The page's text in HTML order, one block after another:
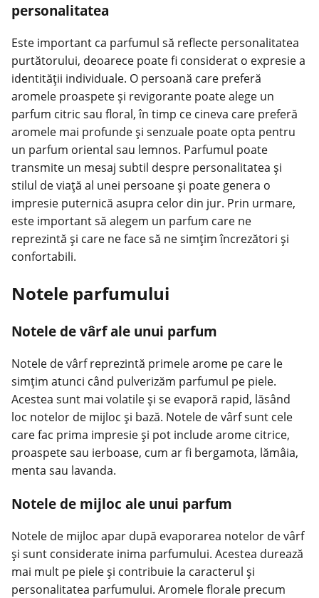
personalitatea
Este important ca parfumul să reflecte personalitatea
purtătorului, deoarece poate fi considerat o expresie a
identității individuale. O persoană care preferă
aromele proaspete și revigorante poate alege un
parfum citric sau floral, în timp ce cineva care preferă
aromele mai profunde și senzuale poate opta pentru
un parfum oriental sau lemnos. Parfumul poate
transmite un mesaj subtil despre personalitatea și
stilul de viață al unei persoane și poate genera o
impresie puternică asupra celor din jur. Prin urmare,
este important să alegem un parfum care ne
reprezintă și care ne face să ne simțim încrezători și
confortabili.
Notele parfumului
Notele de vârf ale unui parfum
Notele de vârf reprezintă primele arome pe care le
simțim atunci când pulverizăm parfumul pe piele.
Acestea sunt mai volatile și se evaporă rapid, lăsând
loc notelor de mijloc și bază. Notele de vârf sunt cele
care fac prima impresie și pot include arome citrice,
proaspete sau ierboase, cum ar fi bergamota, lămâia,
menta sau lavanda.
Notele de mijloc ale unui parfum
Notele de mijloc apar după evaporarea notelor de vârf
și sunt considerate inima parfumului. Acestea durează
mai mult pe piele și contribuie la caracterul și
personalitatea parfumului. Aromele florale precum